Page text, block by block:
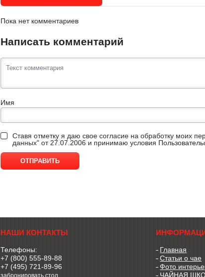
Пока нет комментариев
Написать комментарий
Имя
Ставя отметку я даю свое согласие на обработку моих
данных" от 27.07.2006 и принимаю условия
НАШИ КОНТАКТЫ
Телефоны:
+7 (800) 555-89-88
+7 (495) 721-89-96
забронировать стол
Главная
Статьи о чае
Фото
ЧАЙНАЯ